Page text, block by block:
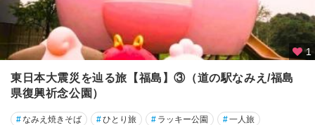
1
東日本大震災を辿る旅【福島】③（道の駅なみえ/福島
県復興祈念公園）
#なみえ焼きそば #ひとり旅 # ラッキー公園 #一人旅